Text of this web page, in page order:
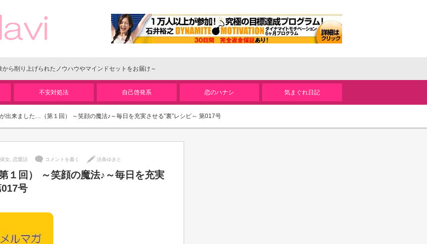
ら削り上げられたノウハウやマインドセットをお届け～
不安対処法 自己啓発系 恋のハナシ 気まぐれ日記
出来ました…（第１回） ～笑顔の魔法♪～毎日を充実させる”裏”レシピ～ 第017号
彼女 恋愛話 コメントを書く 法条ゆきと
１回） ～笑顔の魔法♪～毎日を充実
号